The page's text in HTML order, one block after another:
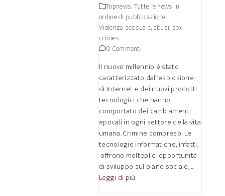
Topnews. Tutte le news in
ordine di pubblicazione.,
Violenza sessuale, abusi, sex
crimes.
0 Commenti
Il nuovo millennio è stato
caratterizzato dall’esplosione
di Internet e dei nuovi prodotti
tecnologici che hanno
comportato dei cambiamenti
epocali in ogni settore della vita
umana. Crimine compreso. Le
tecnologie informatiche, infatti,
offrono molteplici opportunità
di sviluppo sul piano sociale,…
Leggi di più